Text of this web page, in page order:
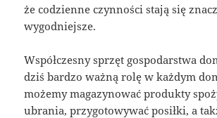
że codzienne czynności stają się
wygodniejsze.
Współczesny sprzęt gospodarstwa
dziś bardzo ważną rolę w każdym
możemy magazynować produkty
ubrania, przygotowywać posiłki, a